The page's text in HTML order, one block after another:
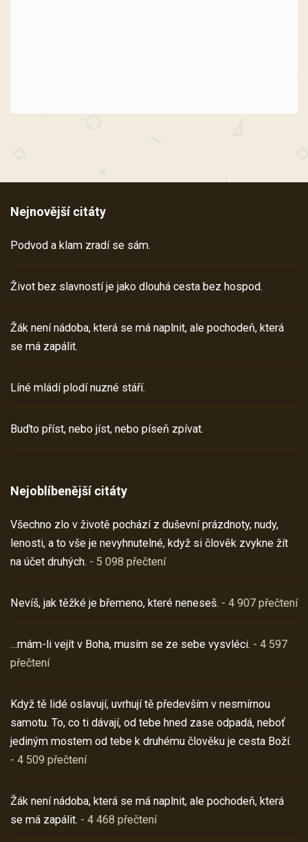
Nejnovější citáty
Podvod a klam zradí se sám.
Život bez slavností je jako dlouhá cesta bez hospod.
Žák není nádoba, která se má naplnit, ale pochodeň, která
se má zapálit.
Líné mládí plodí nuzné stáří.
Buďto příst, nebo jíst, nebo píseň zpívat.
Nejoblíbenější citáty
Všechno zlo v životě pochází z duševní prázdnoty, nudy,
lenosti, a to vše je nevyhnutelné, když si člověk zvykne žít
na účet druhých. - 5 098 přečtení
Nevíš, jak těžké je břemeno, které neneseš. - 4 907 přečtení
…mám-li vejít v Boha, musím se ze sebe vysvléci. - 4 597
přečtení
Když tě lidé oslavují, uvrhují tě především v nesmírnou
samotu. To, co ti dávají, od tebe hned zase odpadá, neboť
jediným mostem od tebe k druhému člověku je cesta Boží.
- 4 509 přečtení
Žák není nádoba, která se má naplnit, ale pochodeň, která
se má zapálit. - 4 468 přečtení